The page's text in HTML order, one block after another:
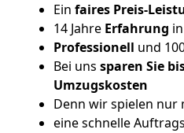
Ein faires Preis-
14 Jahre Erfahrung
Professionell und
Bei uns sparen Sie
Umzugskosten
Denn wir spielen nur
eine schnelle